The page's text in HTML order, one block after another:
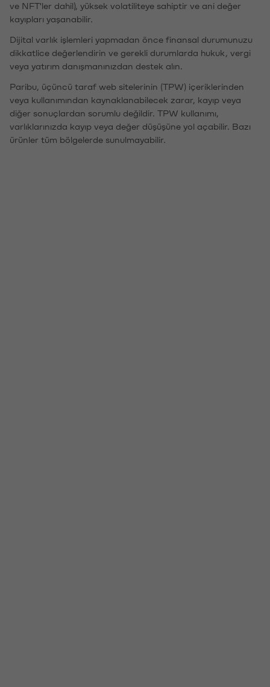
ve NFT'ler dahil), yüksek volatiliteye sahiptir ve ani değer
kayıpları yaşanabilir.
Dijital varlık işlemleri yapmadan önce finansal durumunuzu
dikkatlice değerlendirin ve gerekli durumlarda hukuk, vergi
veya yatırım danışmanınızdan destek alın.
Paribu, üçüncü taraf web sitelerinin (TPW) içeriklerinden
veya kullanımından kaynaklanabilecek zarar, kayıp veya
diğer sonuçlardan sorumlu değildir. TPW kullanımı,
varlıklarınızda kayıp veya değer düşüşüne yol açabilir. Bazı
ürünler tüm bölgelerde sunulmayabilir.